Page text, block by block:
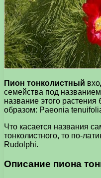
Пион тонколистный
семейства под
название этого
образом: Paeonia
Что касается названия
тонколистного, то по-
Rudolphi.
Описание пиона